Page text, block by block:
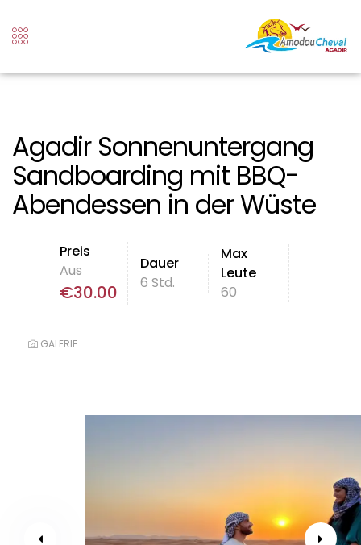
Agadir Sonnenuntergang
Sandboarding mit BBQ-
Abendessen in der Wüste
Preis
Aus
€30.00
Dauer
6 Std.
Max
Leute
60
GALERIE